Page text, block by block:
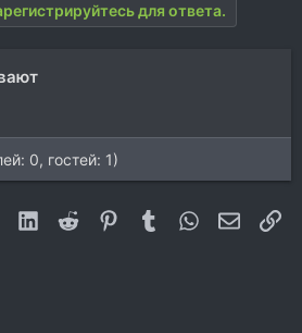
для ответа.
0, гостей: 1)
X (Twitter)
LinkedIn
Reddit Pinterest
Tumblr WhatsApp